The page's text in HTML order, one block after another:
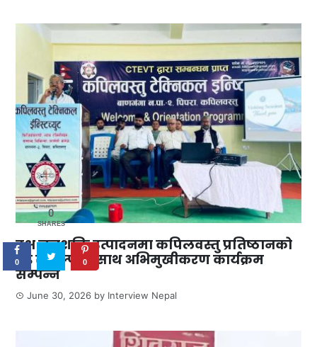
दक्ष जनशक्ति उत्पादनमा कपिलवस्तु प्रतिष्ठानको
दृढ संकल्पका साथ अभिमुखीकरण कार्यक्रम
सम्पन्न
June 30, 2026 by Interview Nepal
0
SHARES
0 0